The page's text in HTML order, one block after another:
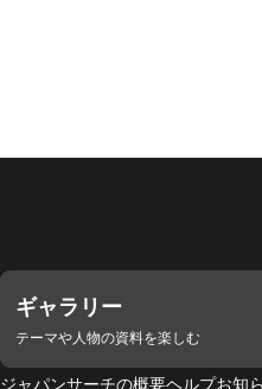
ギャラリー
テーマや人物の資料を楽しむ
ジャパンサーチの概要ヘルプお知